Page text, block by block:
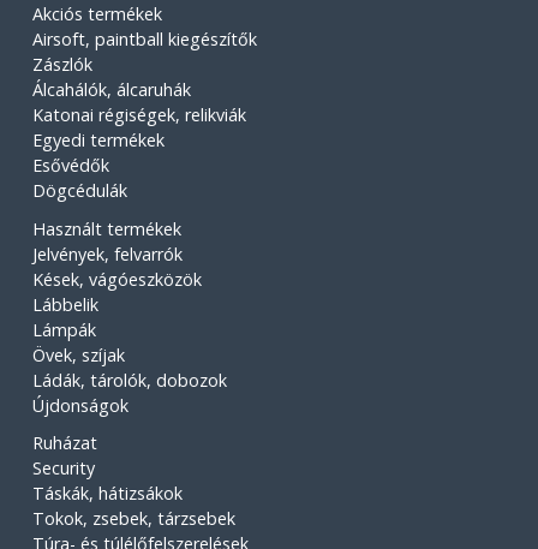
Akciós termékek
Airsoft, paintball kiegészítők
Zászlók
Álcahálók, álcaruhák
Katonai régiségek, relikviák
Egyedi termékek
Esővédők
Dögcédulák
Használt termékek
Jelvények, felvarrók
Kések, vágóeszközök
Lábbelik
Lámpák
Övek, szíjak
Ládák, tárolók, dobozok
Újdonságok
Ruházat
Security
Táskák, hátizsákok
Tokok, zsebek, tárzsebek
Túra- és túlélőfelszerelések